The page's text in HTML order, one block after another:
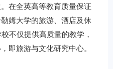
在全英高等教育质量保证
姆大学的旅游、酒店及休
不仅提供高质量的教学，
即旅游与文化研究中心。